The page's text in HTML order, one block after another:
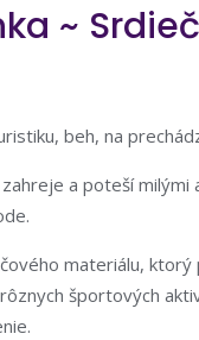
~
beh, na
a poteší milými
materiálu,
športových